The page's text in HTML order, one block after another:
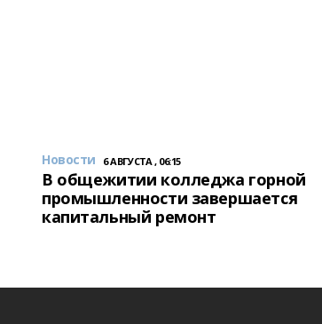
Новости 6 АВГУСТА , 06:15
В общежитии колледжа горной
промышленности завершается
капитальный ремонт